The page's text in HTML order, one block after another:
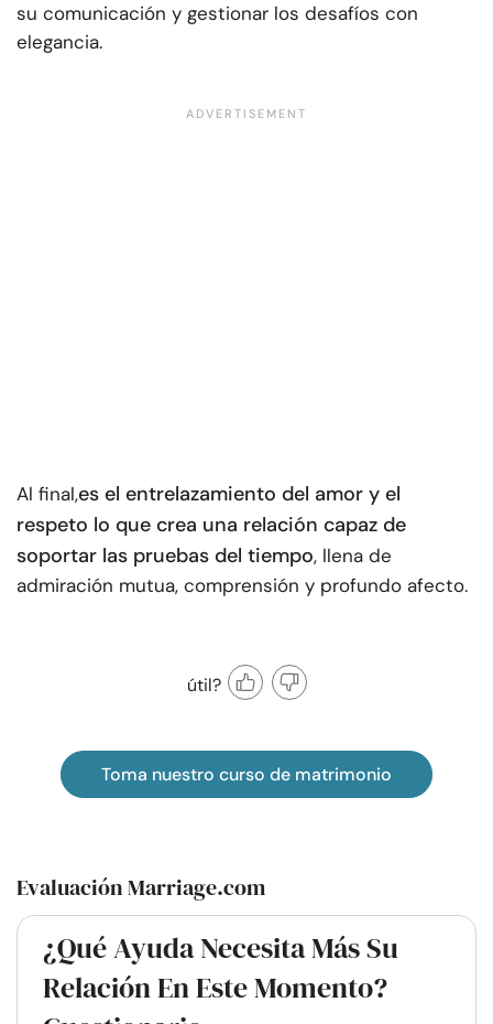
su comunicación y gestionar los desafíos con
elegancia.
Al final,es el entrelazamiento del amor y el
respeto lo que crea una relación capaz de
soportar las pruebas del tiempo, llena de
admiración mutua, comprensión y profundo afecto.
útil?
Toma nuestro curso de matrimonio
Evaluación Marriage.com
¿Qué Ayuda Necesita Más Su
Relación En Este Momento?